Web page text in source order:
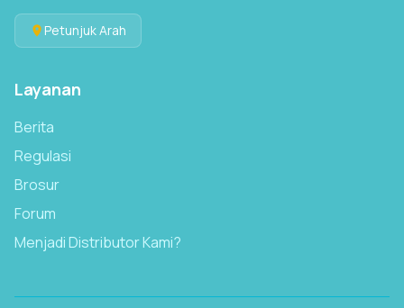
Petunjuk Arah
Layanan
Berita
Regulasi
Brosur
Forum
Menjadi Distributor Kami?